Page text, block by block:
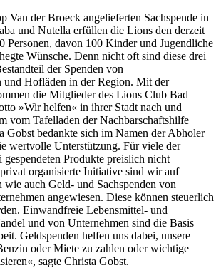
Van der Broeck angelieferten Sachspende in
und Nutella erfüllen die Lions den derzeit
Personen, davon 100 Kinder und Jugendliche
Wünsche. Denn nicht oft sind diese drei
der Spenden von
und Hofläden in der Region. Mit der
die Mitglieder des Lions Club Bad
»Wir helfen« in ihrer Stadt nach und
vom Tafelladen der Nachbarschaftshilfe
Gobst bedankte sich im Namen der Abholer
wertvolle Unterstützung. Für viele der
Produkte preislich nicht
organisierte Initiative sind wir auf
wie auch Geld- und Sachspenden von
angewiesen. Diese können steuerlich
Einwandfreie Lebensmittel- und
und von Unternehmen sind die Basis
Geldspenden helfen uns dabei, unsere
oder Miete zu zahlen oder wichtige
sagte Christa Gobst.